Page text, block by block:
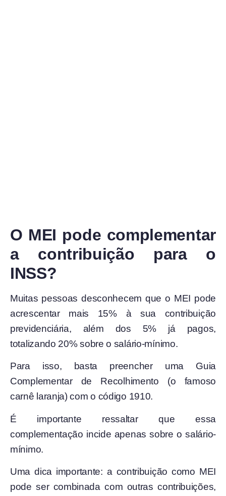
O MEI pode complementar
a contribuição para o
INSS?
Muitas pessoas desconhecem que o MEI pode
acrescentar mais 15% à sua contribuição
previdenciária, além dos 5% já pagos,
totalizando 20% sobre o salário-mínimo.
Para isso, basta preencher uma Guia
Complementar de Recolhimento (o famoso
carnê laranja) com o código 1910.
É importante ressaltar que essa
complementação incide apenas sobre o salário-
mínimo.
Uma dica importante: a contribuição como MEI
pode ser combinada com outras contribuições,